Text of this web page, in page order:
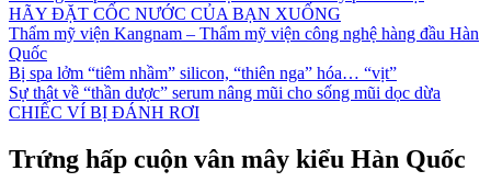
HÃY ĐẶT CỐC NƯỚC CỦA BẠN XUỐNG
Thẩm mỹ viện Kangnam – Thẩm mỹ viện công nghệ hàng đầu Hàn
Quốc
Bị spa lởm “tiêm nhầm” silicon, “thiên nga” hóa… “vịt”
Sự thật về “thần dược” serum nâng mũi cho sống mũi dọc dừa
CHIẾC VÍ BỊ ĐÁNH RƠI
Trứng hấp cuộn vân mây kiểu Hàn Quốc